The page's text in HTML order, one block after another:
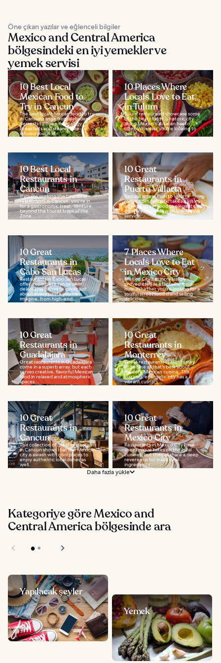
Öne çıkan yazılar ve eğlenceli bilgiler
Mexico and Central America
bölgesindeki en iyi yemekler ve
yemek servisi
10 Best Local
Mexican Food to
Try in Cancun
The best local Mexican food to try
in Cancun range from decadent
desserts to deep-fried eggy
breakfasts and steamy lime-
infused soups. If...
10 Places Where
Locals Love to Eat
in Tulum
Tulum restaurants showcase some
of the best that this historic city
along Mexico's Yucatan has to
offer. Whether you're looking to
get a...
10 Best Local
Restaurants in
Cancun
If you’re seeking the best local
restaurants in Cancun, you’re in
for a gastronomic treat. Venture
beyond the tourist traps of the
Zona...
10 Great
Restaurants in
Puerto Vallarta
Restaurants in Puerto Vallarta
range from fantastic takeaways
offering street food to elegant sit-
down restaurants with fine-dining
service...
10 Great
Restaurants in
Cabo San Lucas
Restaurants in Cabo San Lucas
offer a complete range of
delectable dishes to cover just
about every palate you can
imagine, from high-end...
7 Places Where
Locals Love to Eat
in Mexico City
Mexico City has increasingly
proved itself as a fantastic food
hub. Whether you’re looking for a
soulful street food stand selling
delicious...
10 Great
Restaurants in
Guadalajara
Great restaurants in Guadalajara
come in a superb array, but each
serves creative, flavorful Mexican
food in relaxed and atmospheric
spaces...
10 Great
Restaurants in
Monterrey
Great restaurants in Monterrey
showcase all that's best about
modern Mexican cuisine. This
buzzing, energetic city has a
vibrant culinary...
10 Great
Restaurants in
Cancun
This collection of great restaurants
in Cancun shows that the Mexican
city is awash with cool places to
enjoy authentic local dishes as
well...
10 Great
Restaurants in
Mexico City
Restaurants in Mexico City have
their unique takes on the local
cuisines, but they all share a deep
reverence for traditional
ingredients...
Daha fazla yükle
Kategoriye göre Mexico and
Central America bölgesinde ara
Yapılacak şeyler
Yemek